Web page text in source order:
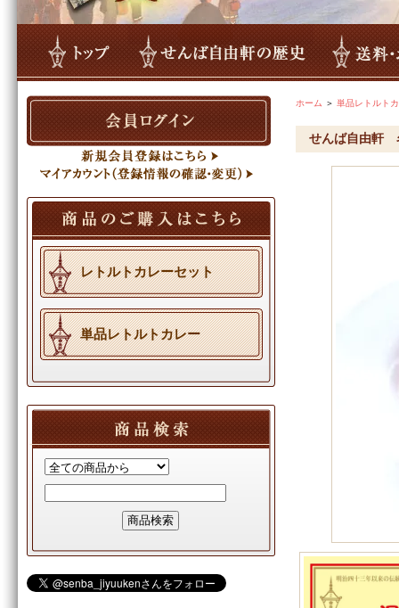
レトルトカレーセット
単品レトルトカレー
ホーム ＞ 単品レトルト
せんば自由軒